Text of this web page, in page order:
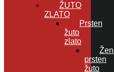
ŽUTO
ZLATO
Prsten
žuto
zlato
prsten
žuto